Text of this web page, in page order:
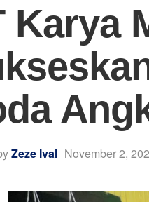
Karya
Zeze Ival November 2,